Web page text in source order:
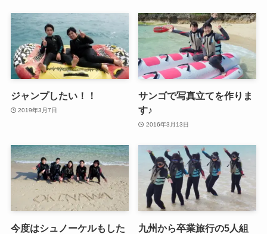
ジャンプしたい！！
2019年3月7日
サンゴで写真立てを作りま
す♪
2016年3月13日
今度はシュノーケルもした
九州から卒業旅行の5人組